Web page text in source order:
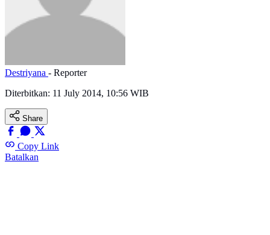
Destriyana - Reporter
Diterbitkan: 11 July 2014, 10:56 WIB
Share
Copy Link
Batalkan